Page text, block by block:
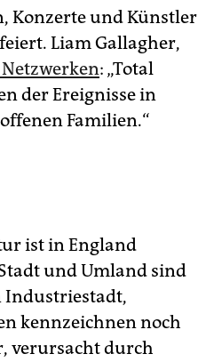
Konzerte und Künstler
Liam Gallagher,
: „Total
der Ereignisse in
Familien.“
ist in England
und Umland sind
Industriestadt,
kennzeichnen noch
verursacht durch